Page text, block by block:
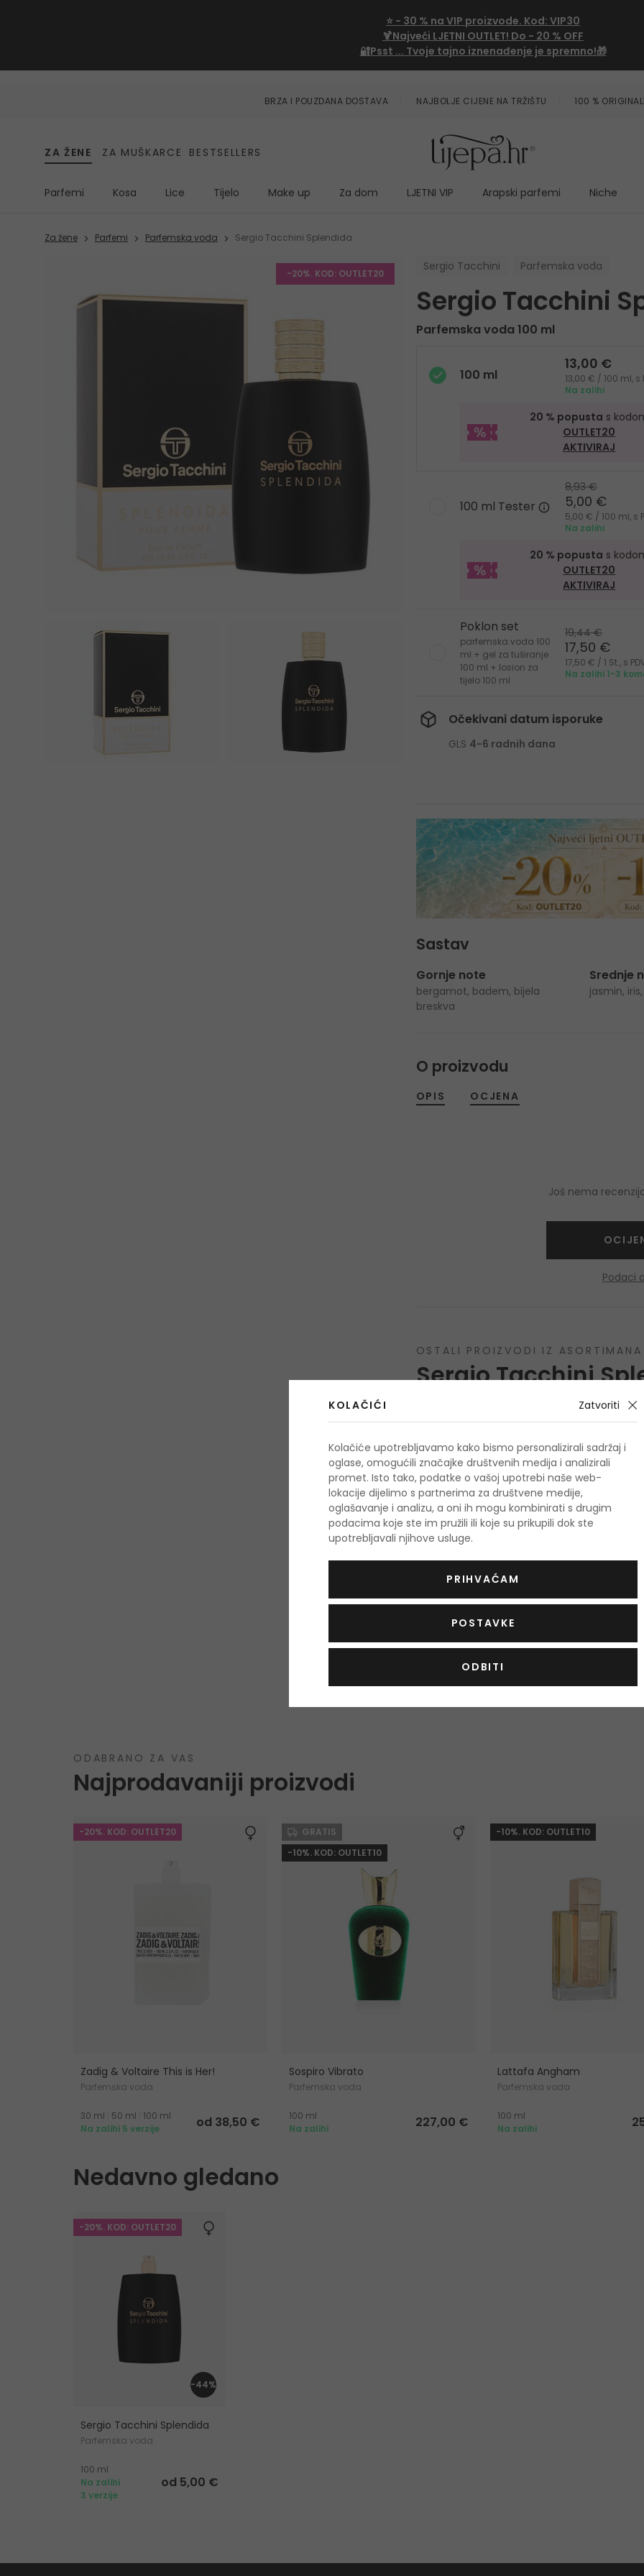
⭐ - 30 % na VIP proizvode. Kod: VIP30
🍹Najveći LJETNI OUTLET! Do - 20 % OFF
🔐Psst ... Tvoje tajno iznenađenje je spremno!🎁
BRZA I POUZDANA DOSTAVA NAJBOLJE CIJENE NA TRŽIŠTU 100 %
ZA ŽENE ZA MUŠKARCE BESTSELLERS
Parfemi Kosa Lice Tijelo Make up Za dom LJETNI VIP Arapski parfemi Niche
Za žene Parfemi Parfemska voda Sergio Tacchini Splendida
-20%. KOD: OUTLET20
Sergio Tacchini Parfemska voda
Sergio Tacchini
Parfemska voda 100 ml
100 ml
13,00 €
13,00 € / 100 ml, s
Na zalihi
20 % popusta s
OUTLET20
AKTIVIRAJ
100 ml Tester
8,93 €
5,00 €
5,00 € / 100 ml, s
Na zalihi
20 % popusta s
OUTLET20
AKTIVIRAJ
Poklon set
parfemska voda 100
ml + gel za tuširanje
100 ml + losion za
tijelo 100 ml
19,44 €
17,50 €
17,50 € / 1 St., s
Na zalihi 1-3
Očekivani datum isporuke
GLS 4-6 radnih dana
Sastav
Gornje note
bergamot, badem, bijela
breskva
Srednje
jasmin,
O proizvodu
OPIS OCJENA
Još nema
Podaci
OSTALI PROIZVODI IZ ASORTIMANA
Sergio Tacchini
Sergio Tacchini Splendida
ODABRANO ZA VAS
Najprodavaniji proizvodi
-20%. KOD: OUTLET20
Zadig & Voltaire This is Her!
Parfemska voda
30 ml 50 ml
100 ml
Na zalihi 5 verzije
od 38,50 €
GRATIS
-10%. KOD: OUTLET10
Sospiro Vibrato
Parfemska voda
100 ml
Na zalihi
227,00 €
-10%. KOD: OUTLET10
Lattafa Angham
Parfemska voda
100 ml
Na zalihi
Nedavno gledano
-20%. KOD: OUTLET20
-44%
Sergio Tacchini Splendida
Parfemska voda
100 ml
Na zalihi
3 verzije
od 5,00 €
KOLAČIĆI Zatvoriti
Kolačiće upotrebljavamo kako bismo personalizirali sadržaj i
oglase, omogućili značajke društvenih medija i analizirali
promet. Isto tako, podatke o vašoj upotrebi naše web-
lokacije dijelimo s partnerima za društvene medije,
oglašavanje i analizu, a oni ih mogu kombinirati s drugim
podacima koje ste im pružili ili koje su prikupili dok ste
upotrebljavali njihove usluge.
PRIHVAĆAM
POSTAVKE
ODBITI